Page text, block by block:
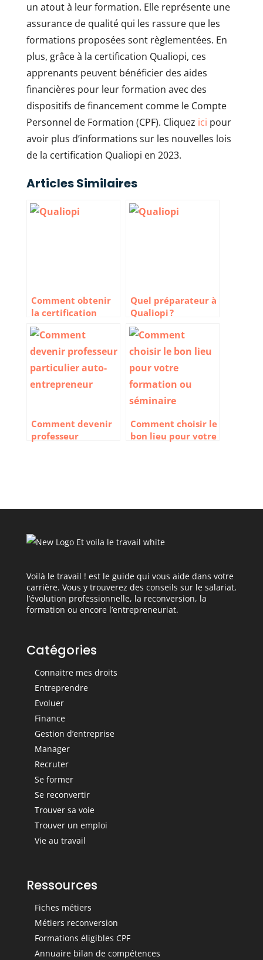
un atout à leur formation. Elle représente une
assurance de qualité qui les rassure que les
formations proposées sont règlementées. En
plus, grâce à la certification Qualiopi, ces
apprenants peuvent bénéficier des aides
financières pour leur formation avec des
dispositifs de financement comme le Compte
Personnel de Formation (CPF). Cliquez ici pour
avoir plus d’informations sur les nouvelles lois
de la certification Qualiopi en 2023.
Articles Similaires
Comment obtenir
la certification
Qualiopi
Quel préparateur à
Qualiopi ?
Classement des
organismes d’aide à
la certification
Comment devenir
professeur
Comment choisir le
bon lieu pour votre
Voilà le travail ! est le guide qui vous aide dans votre
carrière. Vous y trouverez des conseils sur le salariat,
l’évolution professionnelle, la reconversion, la
formation ou encore l’entrepreneuriat.
Catégories
Connaitre mes droits
Entreprendre
Evoluer
Finance
Gestion d’entreprise
Manager
Recruter
Se former
Se reconvertir
Trouver sa voie
Trouver un emploi
Vie au travail
Ressources
Fiches métiers
Métiers reconversion
Formations éligibles CPF
Annuaire bilan de compétences